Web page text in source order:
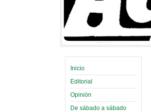
Inicio
Editorial
Opinión
De sábado a sábado